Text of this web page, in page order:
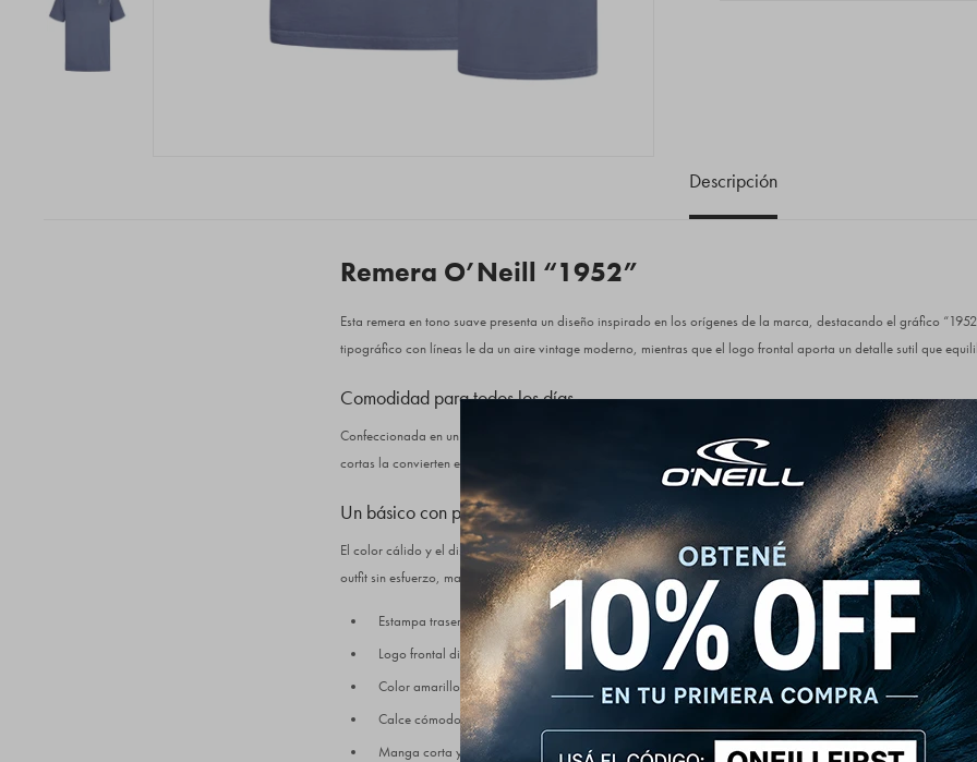
Descripción
Remera O’Neill “1952”
Esta remera en tono suave presenta un diseño inspirado en los orígenes de la marca, destacando el gráfico
tipográfico con líneas le da un aire vintage moderno, mientras que el logo frontal aporta un detalle sutil que
Comodidad para todos los días
Confeccionada en un tejido liviano y suave al tacto, ofrece un calce cómodo ideal para el uso diario. Su cuello
cortas la convierten en una prenda versátil y fácil de llevar en cualquier momento.
Un básico con personalidad
El color cálido y el diseño retro la hacen perfecta para combinar con denim, bermudas o boardshorts. Es una
outfit sin esfuerzo, manteniendo un estilo relajado pero con identidad.
Estampa trasera “1952” de inspiración vintage
Logo frontal discreto
Color amarillo suave fácil de combinar
Calce cómodo para uso diario
Manga corta y cuello redondo